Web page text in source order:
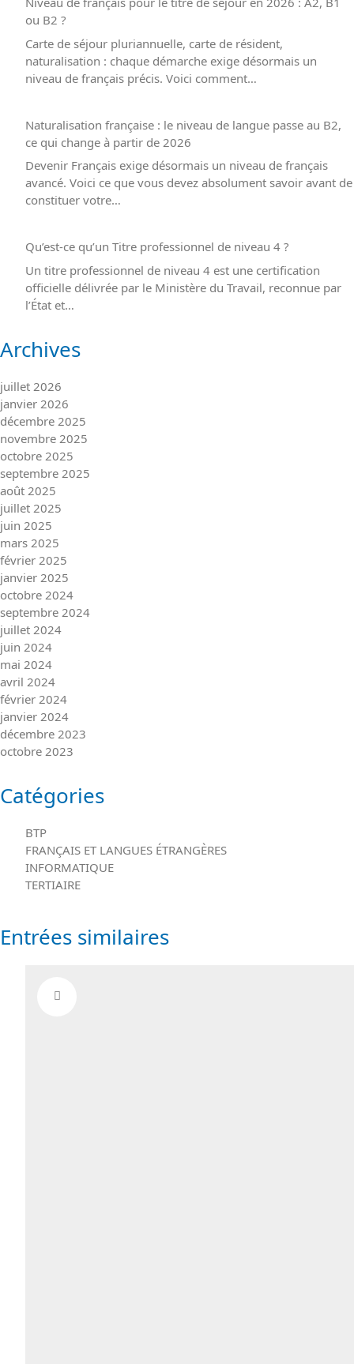
ou B2 ?
Carte de séjour pluriannuelle, carte de résident,
naturalisation : chaque démarche exige désormais un
niveau de français précis. Voici comment…
Naturalisation française : le niveau de langue passe au B2,
ce qui change à partir de 2026
Devenir Français exige désormais un niveau de français
avancé. Voici ce que vous devez absolument savoir avant de
constituer votre…
Qu’est-ce qu’un Titre professionnel de niveau 4 ?
Un titre professionnel de niveau 4 est une certification
officielle délivrée par le Ministère du Travail, reconnue par
l’État et…
Archives
juillet 2026
janvier 2026
décembre 2025
novembre 2025
octobre 2025
septembre 2025
août 2025
juillet 2025
juin 2025
mars 2025
février 2025
janvier 2025
octobre 2024
septembre 2024
juillet 2024
juin 2024
mai 2024
avril 2024
février 2024
janvier 2024
décembre 2023
octobre 2023
Catégories
BTP
FRANÇAIS ET LANGUES ÉTRANGÈRES
INFORMATIQUE
TERTIAIRE
Entrées similaires